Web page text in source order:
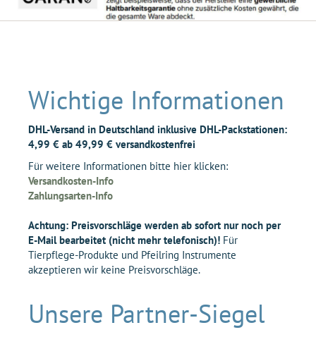
Wichtige Informationen
DHL-Versand in Deutschland inklusive DHL-Packstationen:
4,99 € ab 49,99 € versandkostenfrei
Für weitere Informationen bitte hier klicken:
Versandkosten-Info
Zahlungsarten-Info
Achtung: Preisvorschläge werden ab sofort nur noch per
E-Mail bearbeitet (nicht mehr telefonisch)! Für
Tierpflege-Produkte und Pfeilring Instrumente
akzeptieren wir keine Preisvorschläge.
Unsere Partner-Siegel